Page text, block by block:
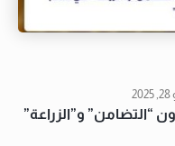
“التضامن” و”الزراعة”